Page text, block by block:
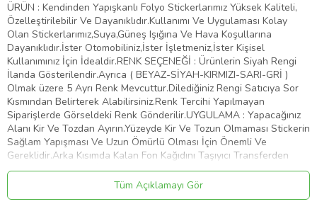
ÜRÜN : Kendinden Yapışkanlı Folyo Stickerlarımız Yüksek Kaliteli,
Özelleştirilebilir Ve Dayanıklıdır.Kullanımı Ve Uygulaması Kolay
Olan Stickerlarımız,Suya,Güneş Işığına Ve Hava Koşullarına
Dayanıklıdır.İster Otomobiliniz,İster İşletmeniz,İster Kişisel
Kullanımınız İçin İdealdir.RENK SEÇENEĞİ : Ürünlerin Siyah Rengi
İlanda Gösterilendir.Ayrıca ( BEYAZ-SİYAH-KIRMIZI-SARI-GRİ )
Olmak üzere 5 Ayrı Renk Mevcuttur.Dilediğiniz Rengi Satıcıya Sor
Kısmından Belirterek Alabilirsiniz.Renk Tercihi Yapılmayan
Siparişlerde Görseldeki Renk Gönderilir.UYGULAMA : Yapacağınız
Alanı Kir Ve Tozdan Ayırın.Yüzeyde Kir Ve Tozun Olmaması Stickerin
Sağlam Yapışması Ve Uzun Ömürlü Olması İçin Önemli Ve
Gereklidir.Arka Kısımda Kalan Fon Kağıdını Taşıyıcı Transferden
Dikkatlice Ayırın.Bu İşlemi Yaparken Stickerin Tüm Parçalarının
Taşıyıcıya Geçtiğinden Emin Olun.Taşıyıcı Transferi Belirlemiş
Olduğunuz Yüzeye Üstten Başlayarak Plastik Bir Kart İle Bastırıp
Tüm Açıklamayı Gör